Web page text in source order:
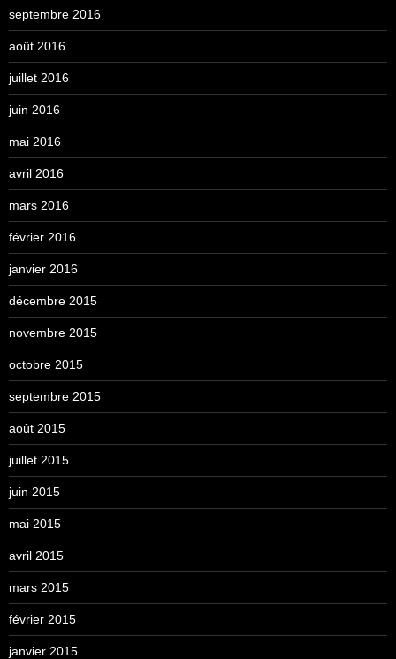
septembre 2016
août 2016
juillet 2016
juin 2016
mai 2016
avril 2016
mars 2016
février 2016
janvier 2016
décembre 2015
novembre 2015
octobre 2015
septembre 2015
août 2015
juillet 2015
juin 2015
mai 2015
avril 2015
mars 2015
février 2015
janvier 2015